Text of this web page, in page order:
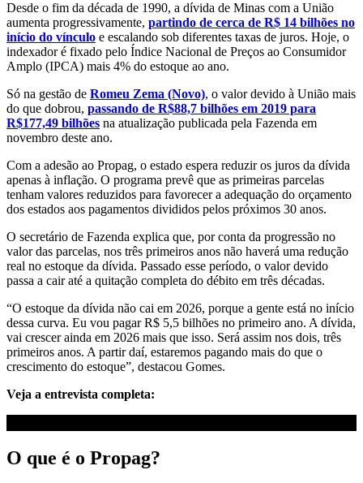
Desde o fim da década de 1990, a dívida de Minas com a União
aumenta progressivamente, partindo de cerca de R$ 14 bilhões no
início do vínculo e escalando sob diferentes taxas de juros. Hoje, o
indexador é fixado pelo Índice Nacional de Preços ao Consumidor
Amplo (IPCA) mais 4% do estoque ao ano.
Só na gestão de Romeu Zema (Novo), o valor devido à União mais
do que dobrou, passando de R$88,7 bilhões em 2019 para
R$177,49 bilhões na atualização publicada pela Fazenda em
novembro deste ano.
Com a adesão ao Propag, o estado espera reduzir os juros da dívida
apenas à inflação. O programa prevê que as primeiras parcelas
tenham valores reduzidos para favorecer a adequação do orçamento
dos estados aos pagamentos divididos pelos próximos 30 anos.
O secretário de Fazenda explica que, por conta da progressão no
valor das parcelas, nos três primeiros anos não haverá uma redução
real no estoque da dívida. Passado esse período, o valor devido
passa a cair até a quitação completa do débito em três décadas.
“O estoque da dívida não cai em 2026, porque a gente está no início
dessa curva. Eu vou pagar R$ 5,5 bilhões no primeiro ano. A dívida,
vai crescer ainda em 2026 mais que isso. Será assim nos dois, três
primeiros anos. A partir daí, estaremos pagando mais do que o
crescimento do estoque”, destacou Gomes.
Veja a entrevista completa:
O que é o Propag?